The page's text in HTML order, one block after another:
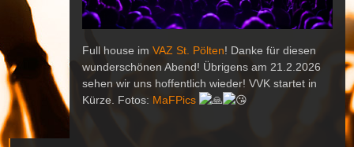
Full house im VAZ St. Pölten! Danke für diesen
wunderschönen Abend! Übrigens am 21.2.2026
sehen wir uns hoffentlich wieder! VVK startet in
Kürze. Fotos: MaFPics